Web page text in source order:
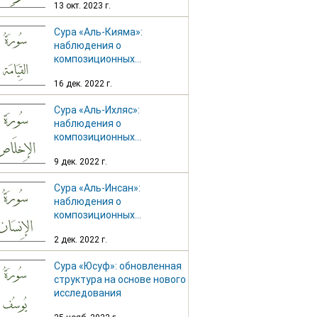
13 окт. 2023 г.
Сура «Аль-Кияма»:
наблюдения о
композиционных
16 дек. 2022 г.
Сура «Аль-Ихляс»:
наблюдения о
композиционных
9 дек. 2022 г.
Сура «Аль-Инсан»:
наблюдения о
композиционных
2 дек. 2022 г.
Сура «Юсуф»: обновленная
структура на основе нового
исследования